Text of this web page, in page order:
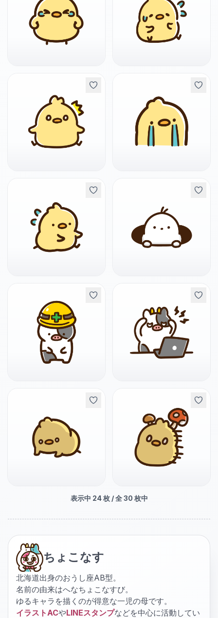
表示中 24枚 / 全 30 枚中
ちょこなす
北海道出身のおうし座AB型。
名前の由来はへなちょこなすび。
ゆるキャラを描くのが得意な一児の母です。
イラストACやLINEスタンプなどを中心に活動してい